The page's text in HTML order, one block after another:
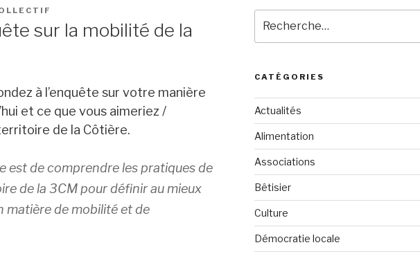
sur la mobilité de la
à l’enquête sur votre manière
et ce que vous aimeriez /
de la Côtière.
est de comprendre les pratiques de
de la 3CM pour définir au mieux
matière de mobilité et de
pour
:
CATÉGORIES
Actualités
Alimentation
Associations
Bêtisier
Culture
Démocratie locale